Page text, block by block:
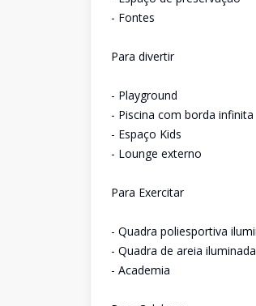
- Fontes
Para divertir
- Playground
- Piscina com borda infinita
- Espaço Kids
- Lounge externo
Para Exercitar
- Quadra poliesportiva
- Quadra de areia iluminada
- Academia